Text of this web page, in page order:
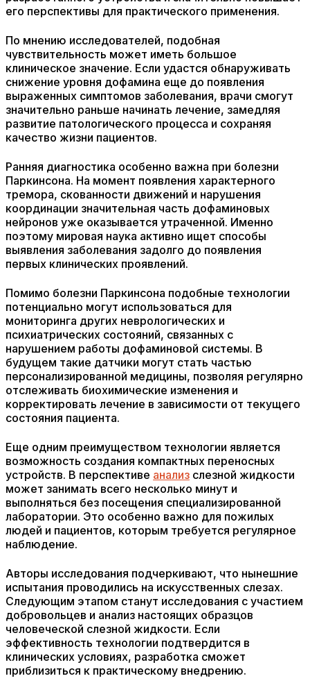
его перспективы для практического применения.
По мнению исследователей, подобная
чувствительность может иметь большое
клиническое значение. Если удастся обнаруживать
снижение уровня дофамина еще до появления
выраженных симптомов заболевания, врачи смогут
значительно раньше начинать лечение, замедляя
развитие патологического процесса и сохраняя
качество жизни пациентов.
Ранняя диагностика особенно важна при болезни
Паркинсона. На момент появления характерного
тремора, скованности движений и нарушения
координации значительная часть дофаминовых
нейронов уже оказывается утраченной. Именно
поэтому мировая наука активно ищет способы
выявления заболевания задолго до появления
первых клинических проявлений.
Помимо болезни Паркинсона подобные технологии
потенциально могут использоваться для
мониторинга других неврологических и
психиатрических состояний, связанных с
нарушением работы дофаминовой системы. В
будущем такие датчики могут стать частью
персонализированной медицины, позволяя регулярно
отслеживать биохимические изменения и
корректировать лечение в зависимости от текущего
состояния пациента.
Еще одним преимуществом технологии является
возможность создания компактных переносных
устройств. В перспективе анализ слезной жидкости
может занимать всего несколько минут и
выполняться без посещения специализированной
лаборатории. Это особенно важно для пожилых
людей и пациентов, которым требуется регулярное
наблюдение.
Авторы исследования подчеркивают, что нынешние
испытания проводились на искусственных слезах.
Следующим этапом станут исследования с участием
добровольцев и анализ настоящих образцов
человеческой слезной жидкости. Если
эффективность технологии подтвердится в
клинических условиях, разработка сможет
приблизиться к практическому внедрению.